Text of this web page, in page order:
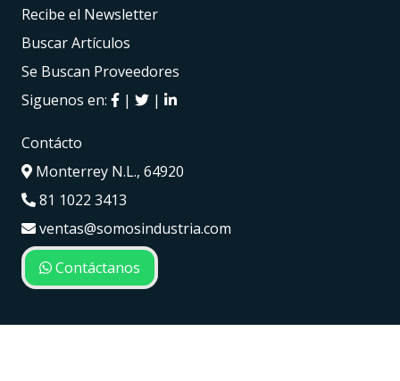
Recibe el Newsletter
Buscar Artículos
Se Buscan Proveedores
Siguenos en:
| |
Contácto
Monterrey N.L., 64920
81 1022 3413
ventas@somosindustria.com
Contáctanos